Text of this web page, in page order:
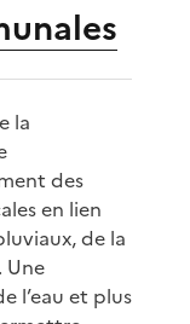
la
des
en lien
de la
Une
l’eau et plus